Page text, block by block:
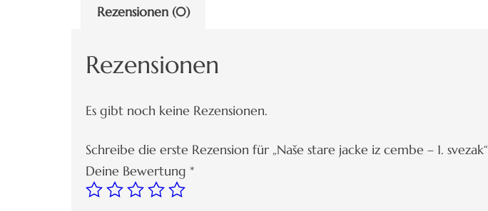
Rezensionen (0)
Rezensionen
Es gibt noch keine Rezensionen.
Schreibe die erste Rezension für „Naše stare jacke iz cembe – 1. svezak“
Deine Bewertung *